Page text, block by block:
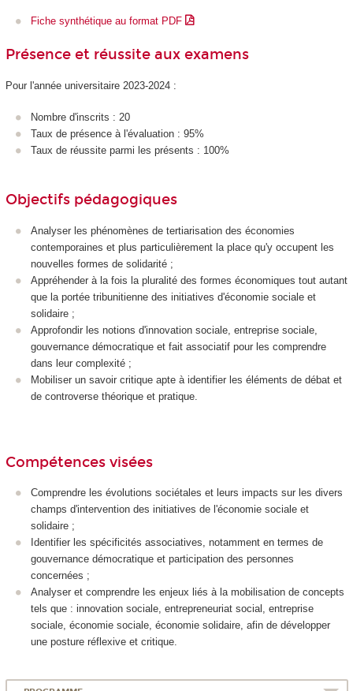
Fiche synthétique au format PDF
Présence et réussite aux examens
Pour l'année universitaire 2023-2024 :
Nombre d'inscrits : 20
Taux de présence à l'évaluation : 95%
Taux de réussite parmi les présents : 100%
Objectifs pédagogiques
Analyser les phénomènes de tertiarisation des économies
contemporaines et plus particulièrement la place qu'y occupent les
nouvelles formes de solidarité ;
Appréhender à la fois la pluralité des formes économiques tout autant
que la portée tribunitienne des initiatives d'économie sociale et
solidaire ;
Approfondir les notions d'innovation sociale, entreprise sociale,
gouvernance démocratique et fait associatif pour les comprendre
dans leur complexité ;
Mobiliser un savoir critique apte à identifier les éléments de débat et
de controverse théorique et pratique.
Compétences visées
Comprendre les évolutions sociétales et leurs impacts sur les divers
champs d'intervention des initiatives de l'économie sociale et
solidaire ;
Identifier les spécificités associatives, notamment en termes de
gouvernance démocratique et participation des personnes
concernées ;
Analyser et comprendre les enjeux liés à la mobilisation de concepts
tels que : innovation sociale, entrepreneuriat social, entreprise
sociale, économie sociale, économie solidaire, afin de développer
une posture réflexive et critique.